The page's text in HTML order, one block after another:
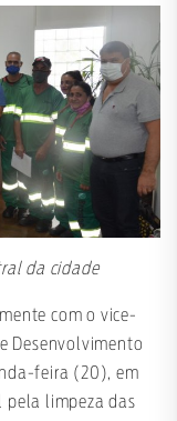
da cidade
com o vice-
Desenvolvimento
feira (20), em
pela limpeza das